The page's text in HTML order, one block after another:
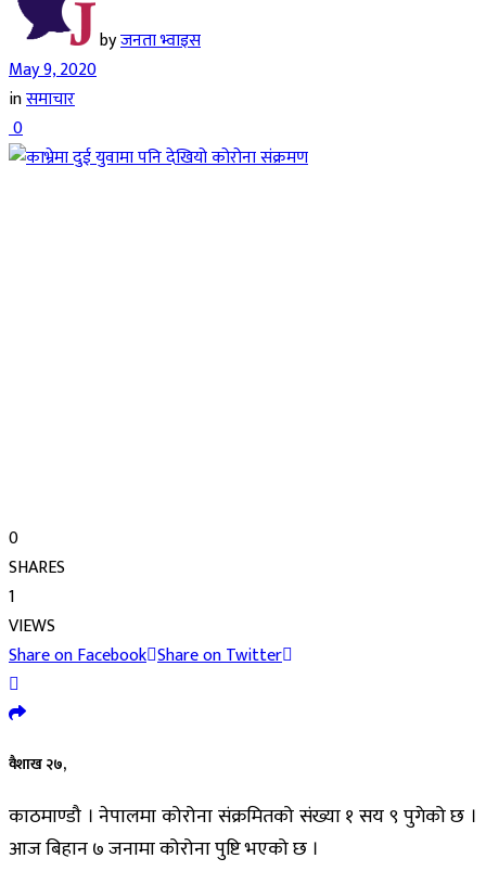
byजनता भ्वाइस
May 9, 2020
inसमाचार
0
0
SHARES
1
VIEWS
Share on Facebook Share on Twitter
वैशाख २७,
काठमाण्डौ । नेपालमा कोरोना संक्रमितको संख्या १ सय ९ पुगेको छ ।
आज बिहान ७ जनामा कोरोना पुष्टि भएको छ ।